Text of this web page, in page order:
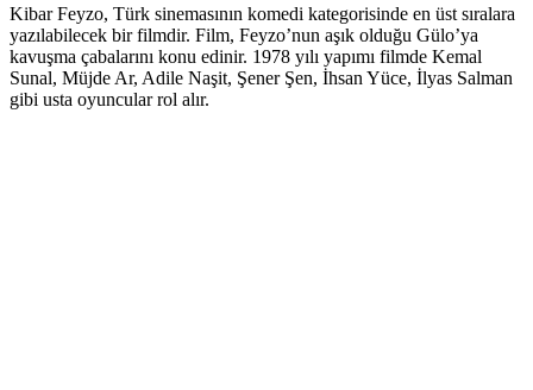
Kibar Feyzo, Türk sinemasının komedi kategorisinde en üst sıralara
yazılabilecek bir filmdir. Film, Feyzo’nun aşık olduğu Gülo’ya
kavuşma çabalarını konu edinir. 1978 yılı yapımı filmde Kemal
Sunal, Müjde Ar, Adile Naşit, Şener Şen, İhsan Yüce, İlyas Salman
gibi usta oyuncular rol alır.